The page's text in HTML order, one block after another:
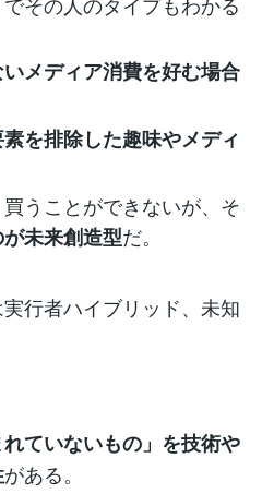
メディア消費を好む場合
を排除した趣味やメディ
うことができないが、そ
未来創造型だ。
行者ハイブリッド、未知
ていないもの」を技術や
がある。